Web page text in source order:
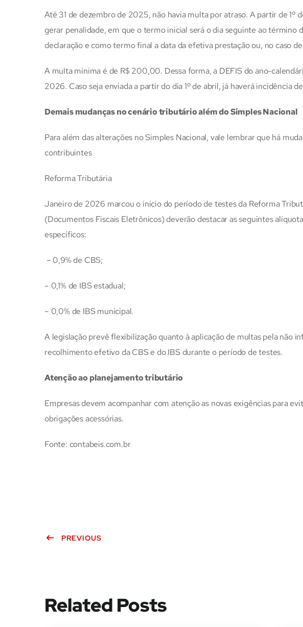
Até 31 de dezembro de 2025, não havia multa por atraso. A partir de 1º
gerar penalidade, em que o termo inicial será o dia seguinte ao término
declaração e como termo final a data da efetiva prestação ou, no caso
A multa mínima é de R$ 200,00. Dessa forma, a DEFIS do ano-
2026. Caso seja enviada a partir do dia 1º de abril, já haverá incidência
Demais mudanças no cenário tributário além do Simples Nacional
Para além das alterações no Simples Nacional, vale lembrar que há
contribuintes
Reforma Tributária
Janeiro de 2026 marcou o início do período de testes da Reforma
(Documentos Fiscais Eletrônicos) deverão destacar as seguintes
específicos:
– 0,9% de CBS;
– 0,1% de IBS estadual;
– 0,0% de IBS municipal.
A legislação prevê flexibilização quanto à aplicação de multas pela não
recolhimento efetivo da CBS e do IBS durante o período de testes.
Atenção ao planejamento tributário
Empresas devem acompanhar com atenção as novas exigências para
obrigações acessórias.
Fonte: contabeis.com.br
PREVIOUS
Related Posts